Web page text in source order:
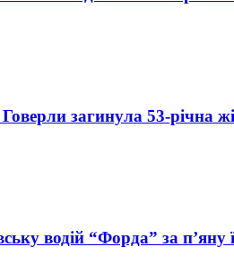
загинула 53-річна
водій “Форда” за